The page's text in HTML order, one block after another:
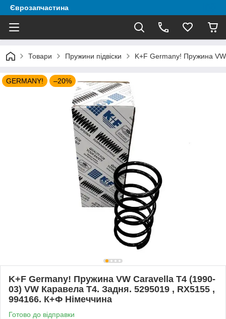
Єврозапчастина
Товари Пружини підвіски K+F Germany! Пружина
GERMANY! –20%
K+F Germany! Пружина VW Caravella T4 (1990-
03) VW Каравела Т4. Задня. 5295019 , RX5155 ,
994166. К+Ф Німеччина
Готово до відправки